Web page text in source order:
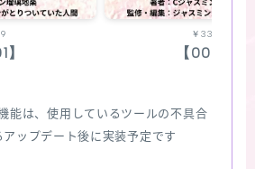
】
￥330
【002】
能は、使用しているツールの不具合
アップデート後に実装予定です